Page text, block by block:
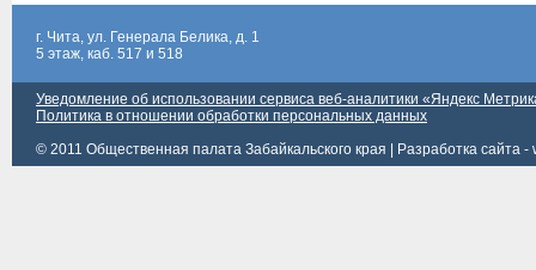
г. Чита, ул. Генерала Белика, д. 1
5 этаж, каб. 517 и 518
Уведомление об использовании сервиса веб-аналитики «Яндекс
Политика в отношении обработки персональных данных
© 2011 Общественная палата Забайкальского края |
Разработка сайта -